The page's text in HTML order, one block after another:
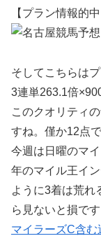
【プラン情報的中
そしてこちらは
3連単263.1倍
このクオリティ
すね。僅か12点
今週は日曜のマ
年のマイル王イ
ように3着は荒れ
ら見ないと損です
マイラーズC含む